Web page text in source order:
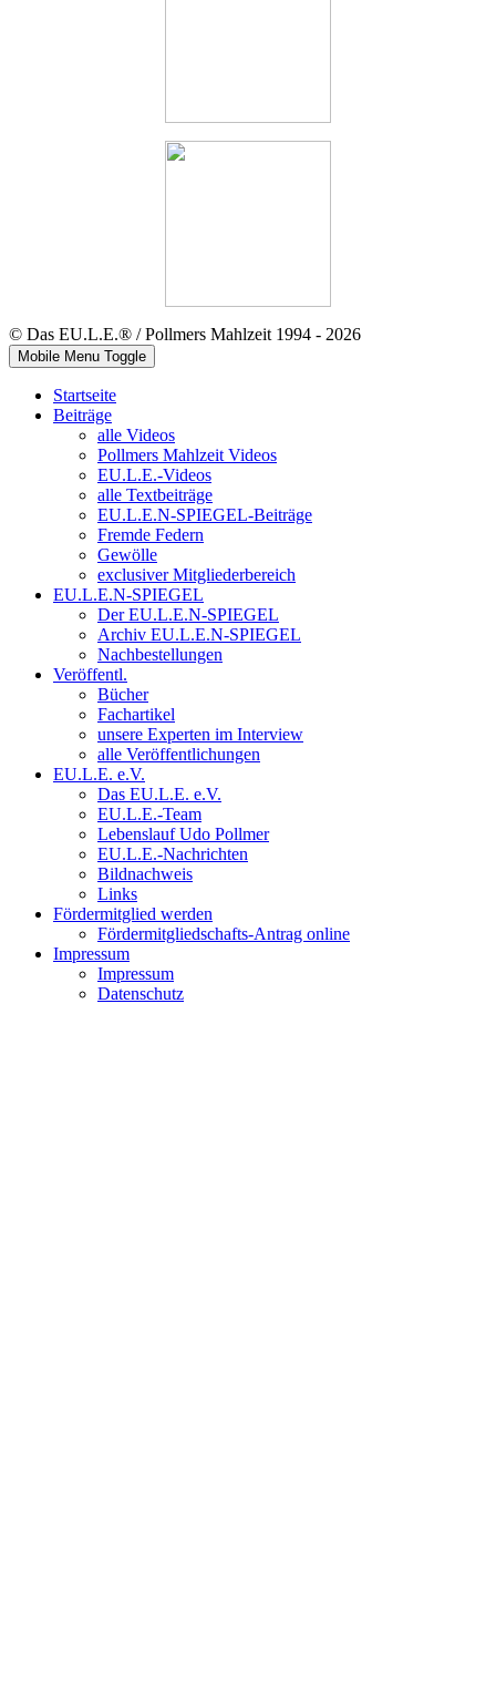
© Das EU.L.E.® / Pollmers Mahlzeit 1994 - 2026
Mobile Menu Toggle
Startseite
Beiträge
alle Videos
Pollmers Mahlzeit Videos
EU.L.E.-Videos
alle Textbeiträge
EU.L.E.N-SPIEGEL-Beiträge
Fremde Federn
Gewölle
exclusiver Mitgliederbereich
EU.L.E.N-SPIEGEL
Der EU.L.E.N-SPIEGEL
Archiv EU.L.E.N-SPIEGEL
Nachbestellungen
Veröffentl.
Bücher
Fachartikel
unsere Experten im Interview
alle Veröffentlichungen
EU.L.E. e.V.
Das EU.L.E. e.V.
EU.L.E.-Team
Lebenslauf Udo Pollmer
EU.L.E.-Nachrichten
Bildnachweis
Links
Fördermitglied werden
Fördermitgliedschafts-Antrag online
Impressum
Impressum
Datenschutz